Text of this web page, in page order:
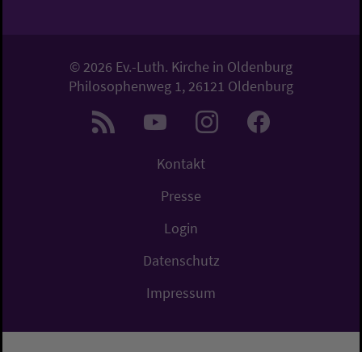
© 2026 Ev.-Luth. Kirche in Oldenburg
Philosophenweg 1, 26121 Oldenburg
Kontakt
Presse
Login
Datenschutz
Impressum